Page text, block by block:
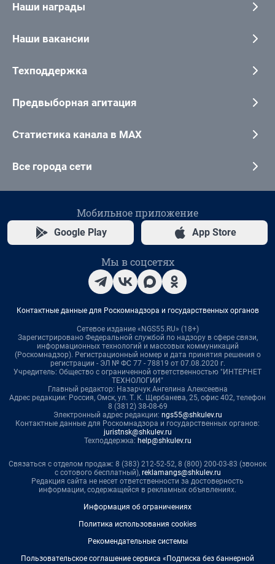
Наши награды
Наши вакансии
Техподдержка
Предвыборная агитация
Статистика канала в MAX
Все города сети
Мобильное приложение
Google Play App Store
Мы в соцсетях
Контактные данные для Роскомнадзора и государственных органов
Сетевое издание «NGS55.RU» (18+)
Зарегистрировано Федеральной службой по надзору в сфере связи,
информационных технологий и массовых коммуникаций
(Роскомнадзор). Регистрационный номер и дата принятия решения о
регистрации - ЭЛ № ФС 77 - 78819 от 07.08.2020 г.
Учредитель: Общество с ограниченной ответственностью "ИНТЕРНЕТ
ТЕХНОЛОГИИ"
Главный редактор: Назарчук Ангелина Алексеевна
Адрес редакции: Россия, Омск, ул. Т. К. Щербанева, 25, офис 402, телефон
8 (3812) 38-08-69
Электронный адрес редакции: ngs55@shkulev.ru
Контактные данные для Роскомнадзора и государственных органов:
juristnsk@shkulev.ru
Техподдержка: help@shkulev.ru
Связаться с отделом продаж: 8 (383) 212-52-52, 8 (800) 200-03-83 (звонок
с сотового бесплатный), reklamangs@shkulev.ru
Редакция сайта не несет ответственности за достоверность
информации, содержащейся в рекламных объявлениях.
Информация об ограничениях
Политика использования cookies
Рекомендательные системы
Пользовательское соглашение сервиса «Подписка без баннерной